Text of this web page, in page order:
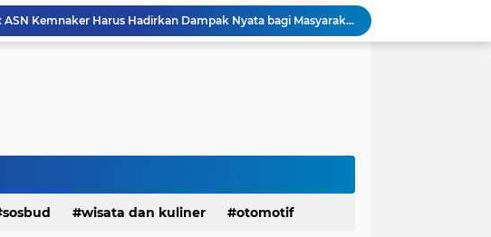
DPRD dan Gubernur Jawa Barat Menyepakati Rancangan KUA-PPAS APBD Tahun Anggaran 2027
Pemkot Siapkan 100 Armada Pengangkut Sampah Bila TPPAS Legok Nangka Beroperasi
KDM Fokus Rampungkan Pemenuhan Layanan Dasar dan Konektivitas Wilayah pada 2027
sosbud wisata dan kuliner otomotif